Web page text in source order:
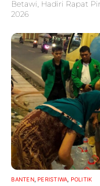
Betawi, Hadiri Rapat
2026
BANTEN, PERISTIWA, POLITIK